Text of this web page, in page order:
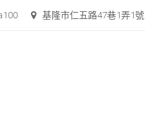
基隆市仁五路47巷1弄1號